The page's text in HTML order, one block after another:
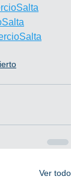
Ver todo